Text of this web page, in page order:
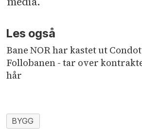
Les også
Bane NOR har kastet ut
Follobanen - tar over
hår
BYGG